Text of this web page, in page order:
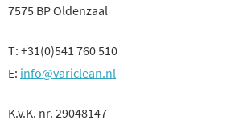
7575 BP Oldenzaal
T: +31(0)541 760 510
E: info@variclean.nl
K.v.K. nr. 29048147